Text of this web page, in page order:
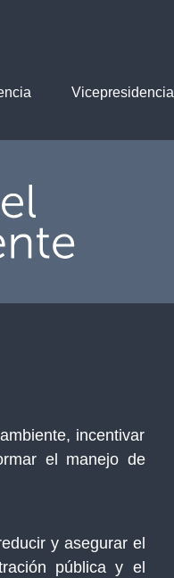
Vicepresidencia
incentivar
el manejo de
y asegurar el
pública y el